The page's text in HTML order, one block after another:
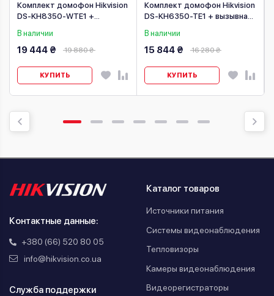
Комплект домофон Hikvision
DS-KH8350-WTE1 +
WME1(C)/Europe BV
В наличии
19 444 ₴ 19 880 ₴
КУПИТЬ
Комплект домофон Hikvision
DS-KH6350-TE1 + вызывная
WME1(C)/Flush/Europe BV
В наличии
15 844 ₴ 16 280 ₴
КУПИТЬ
Контактные данные:
+380 (66) 520 80 05
info@hikvision.co.ua
Служба поддержки
Каталог товаров
Источники питания
Системы видеонаблюдения
Тепловизоры
Камеры видеонаблюдения
Видеорегистраторы